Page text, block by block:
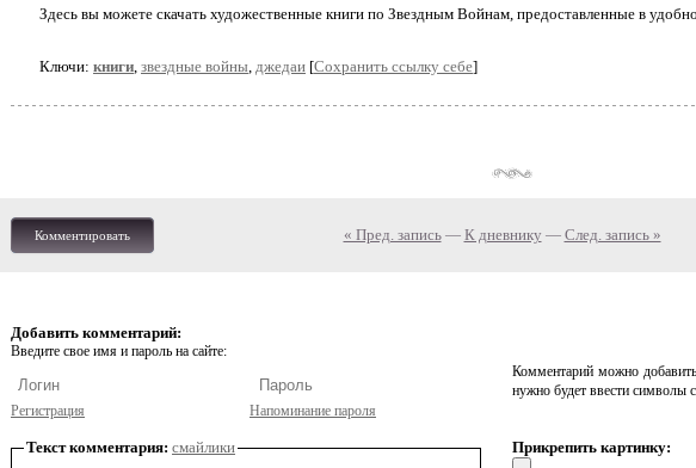
Здесь вы можете скачать художественные книги по Звездным Войнам, предоставленные в
Ключи: книги, звездные войны, джедаи [Сохранить ссылку себе]
Комментировать « Пред. запись— К дневнику — След. запись »
Добавить комментарий:
Введите свое имя и пароль на сайте:
Регистрация Напоминание пароля
Комментарий можно
нужно будет ввести символы
Текст комментария: смайлики Прикрепить картинку: